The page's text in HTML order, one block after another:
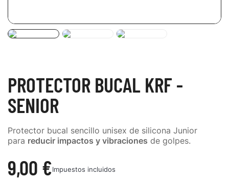
PROTECTOR BUCAL KRF -
SENIOR
Protector bucal sencillo unisex de silicona Junior
para reducir impactos y vibraciones de golpes.
9,00 €Impuestos incluidos